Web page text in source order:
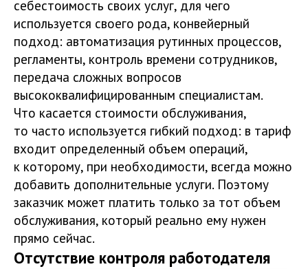
себестоимость своих услуг, для чего
используется своего рода, конвейерный
подход: автоматизация рутинных процессов,
регламенты, контроль времени сотрудников,
передача сложных вопросов
высококвалифицированным специалистам.
Что касается стоимости обслуживания,
то часто используется гибкий подход: в тариф
входит определенный объем операций,
к которому, при необходимости, всегда можно
добавить дополнительные услуги. Поэтому
заказчик может платить только за тот объем
обслуживания, который реально ему нужен
прямо сейчас.
Отсутствие контроля работодателя